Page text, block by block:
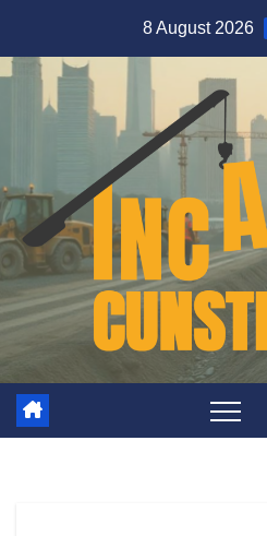
content
8 August 2026